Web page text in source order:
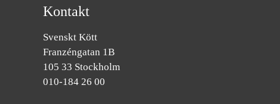
Kontakt
Svenskt Kött
Franzéngatan 1B
105 33 Stockholm
010-184 26 00